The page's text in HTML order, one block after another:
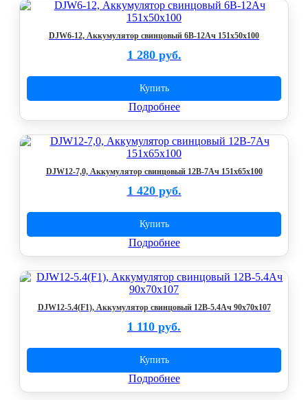
DJW6-12, Аккумулятор свинцовый 6B-12Ач 151x50x100
1 280 руб.
Купить
Подробнее
DJW12-7,0, Аккумулятор свинцовый 12В-7Ач 151x65x100
1 420 руб.
Купить
Подробнее
DJW12-5.4(F1), Аккумулятор свинцовый 12В-5.4Ач 90x70x107
1 110 руб.
Купить
Подробнее